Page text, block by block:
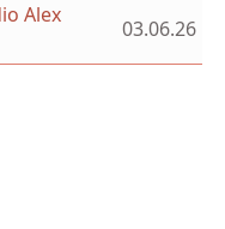
Alex
03.06.26